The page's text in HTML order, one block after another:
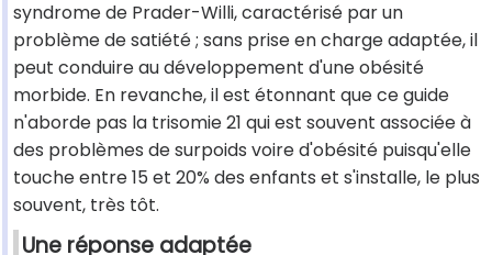
syndrome de Prader-Willi, caractérisé par un
problème de satiété ; sans prise en charge adaptée, il
peut conduire au développement d'une obésité
morbide. En revanche, il est étonnant que ce guide
n'aborde pas la trisomie 21 qui est souvent associée à
des problèmes de surpoids voire d'obésité puisqu'elle
touche entre 15 et 20% des enfants et s'installe, le plus
souvent, très tôt.
Une réponse adaptée